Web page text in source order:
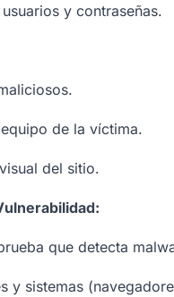
y contraseñas.
de la víctima.
del sitio.
que detecta
y sistemas